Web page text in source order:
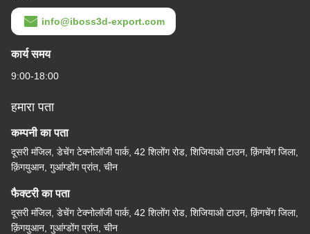
info@iboss3d-export.com
कार्य समय
9:00-18:00
हमारा पता
कम्पनी का पता
दूसरी मंजिल, डेचेंग टेक्नोलॉजी पार्क, 42 शिलोंग रोड, शिजियाओ टाउन, क़िंगचेंग जिला,
क़िंगयुआन, गुआंग्डोंग प्रांत, चीन
फैक्टरी का पता
दूसरी मंजिल, डेचेंग टेक्नोलॉजी पार्क, 42 शिलोंग रोड, शिजियाओ टाउन, क़िंगचेंग जिला,
क़िंगयुआन, गुआंग्डोंग प्रांत, चीन